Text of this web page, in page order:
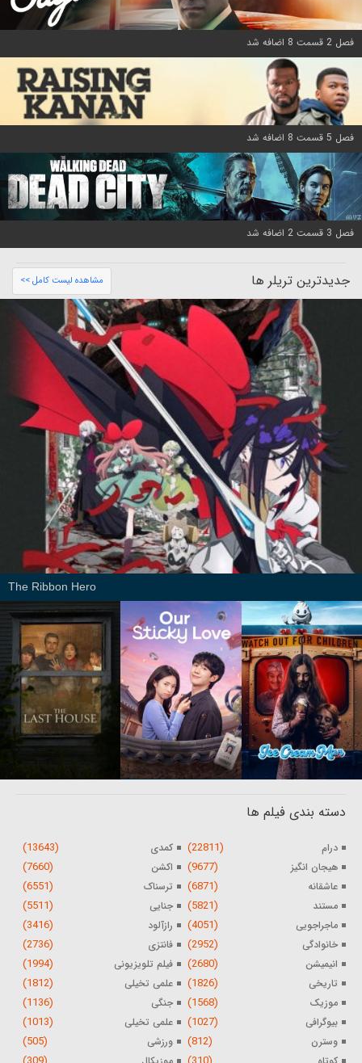
فصل 2 قسمت 8 اضافه شد
فصل 5 قسمت 8 اضافه شد
فصل 3 قسمت 2 اضافه شد
جدیدترین تریلر ها مشاهده لیست کامل >>
The Ribbon Hero
دسته بندی فیلم ها
درام (22811) کمدی (13643)
هیجان انگیز (9677) اکشن (7660)
عاشقانه (6871) ترسناک (6551)
مستند (5821) جنایی (5511)
ماجراجویی (4051) رازآلود (3416)
خانوادگی (2952) فانتزی (2736)
انیمیشن (2680) فیلم تلویزیونی (1994)
تاریخی (1826) علمی تخیلی (1812)
موزیک (1568) جنگی (1136)
بیوگرافی (1027) علمی تخیلی (1013)
وسترن (812) ورزشی (505)